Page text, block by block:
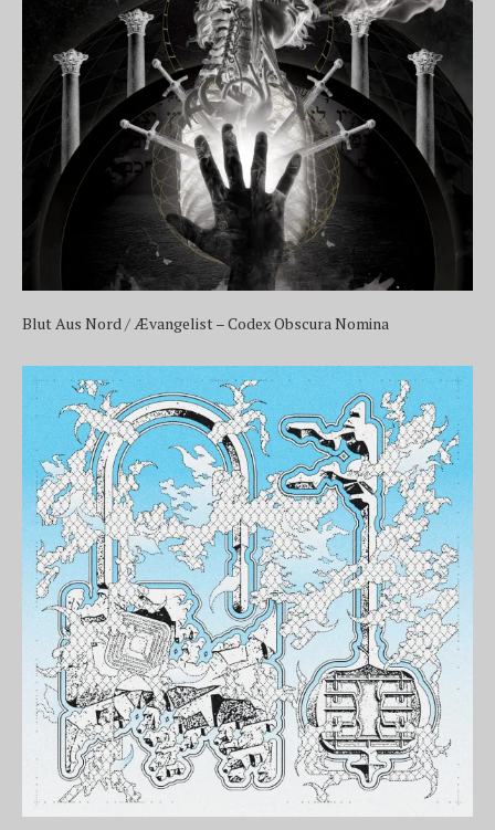
Blut Aus Nord / Ævangelist – Codex Obscura Nomina